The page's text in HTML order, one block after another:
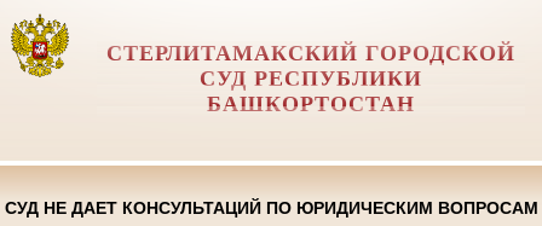
СТЕРЛИТАМАКСКИЙ ГОРОДСКОЙ
СУД РЕСПУБЛИКИ
БАШКОРТОСТАН
СУД НЕ ДАЕТ КОНСУЛЬТАЦИЙ ПО ЮРИДИЧЕСКИМ ВОПРОСАМ